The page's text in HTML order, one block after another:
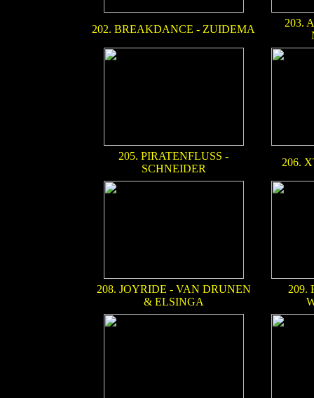
202. BREAKDANCE - ZUIDEMA
203.
205. PIRATENFLUSS -
SCHNEIDER
206.
208. JOYRIDE - VAN DRUNEN
& ELSINGA
209.